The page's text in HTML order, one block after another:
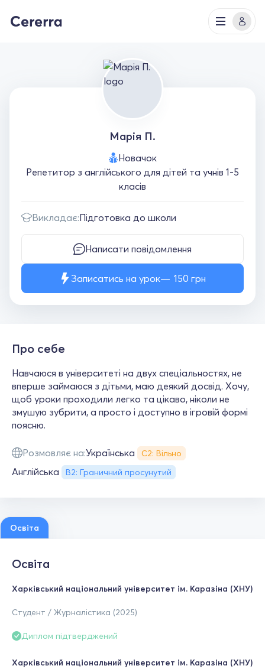
Марія П.
Новачок
Репетитор з англійського для дітей та учнів 1-5
класів
Викладає:Підготовка до школи
Написати повідомлення
Записатись на урок 150 грн
Про себе
Навчаюся в університеті на двух спеціальностях, не
вперше займаюся з дітьми, маю деякий досвід. Хочу,
щоб уроки проходили легко та цікаво, ніколи не
змушую зубрити, а просто і доступно в ігровій формі
поясню.
Розмовляє на:Українська С2: Вільно
Англійська B2: Граничний просунутий
Освіта
Освіта
Харківський національний університет ім. Каразіна (ХНУ)
Студент / Журналістика (2025)
Диплом підтверджений
Харківський національний університет ім. Каразіна (ХНУ)